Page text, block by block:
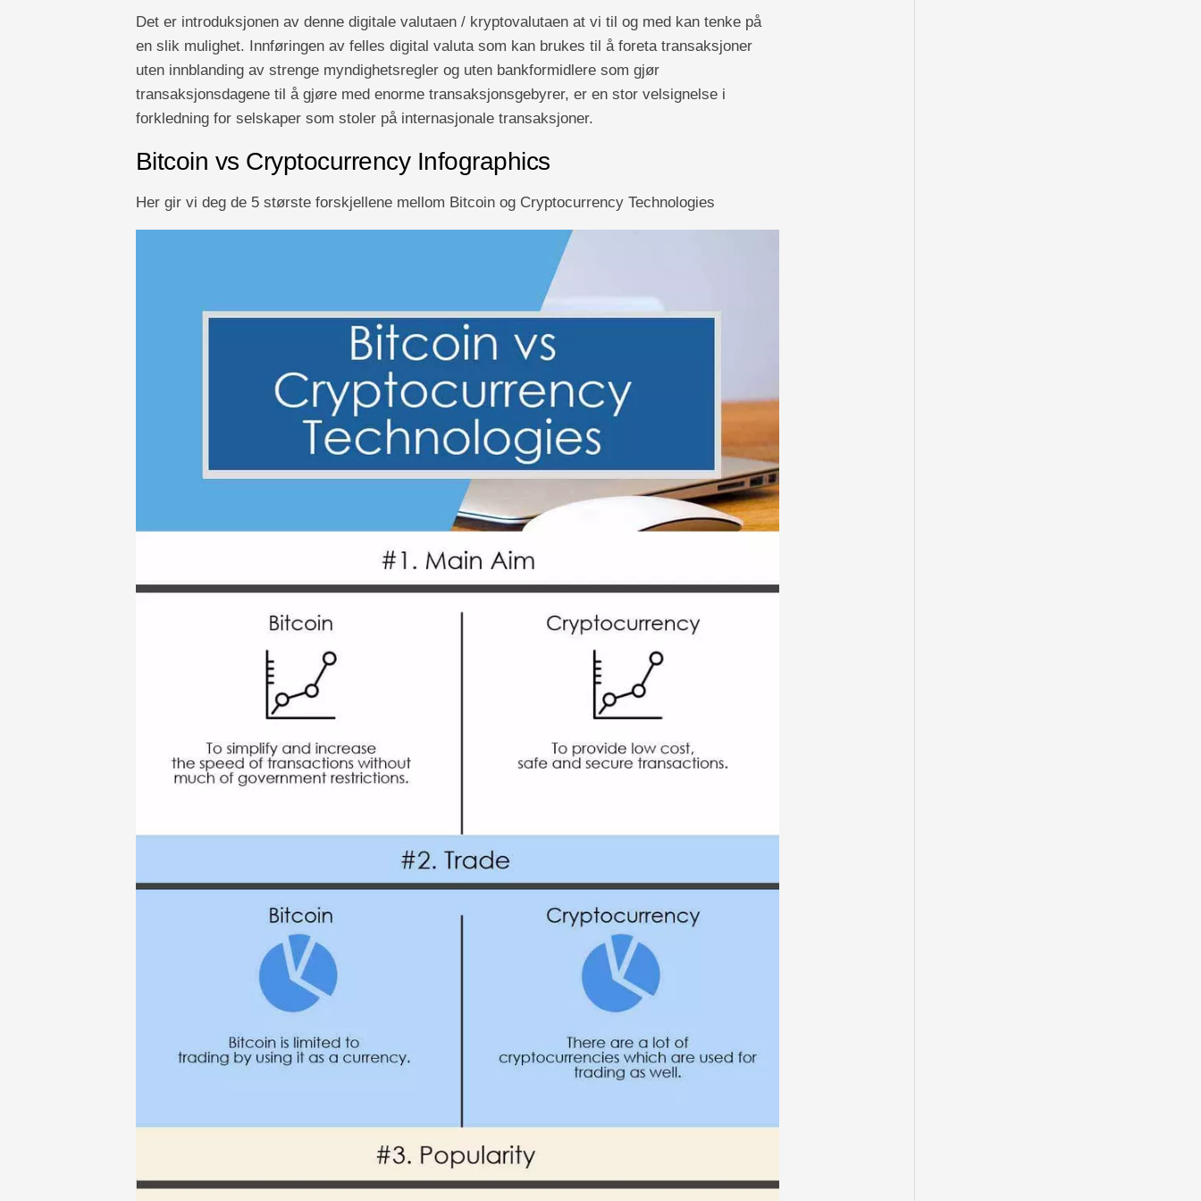
Det er introduksjonen av denne digitale valutaen / kryptovalutaen at vi til og med kan tenke på
en slik mulighet. Innføringen av felles digital valuta som kan brukes til å foreta transaksjoner
uten innblanding av strenge myndighetsregler og uten bankformidlere som gjør
transaksjonsdagene til å gjøre med enorme transaksjonsgebyrer, er en stor velsignelse i
forkledning for selskaper som stoler på internasjonale transaksjoner.
Bitcoin vs Cryptocurrency Infographics
Her gir vi deg de 5 største forskjellene mellom Bitcoin og Cryptocurrency Technologies